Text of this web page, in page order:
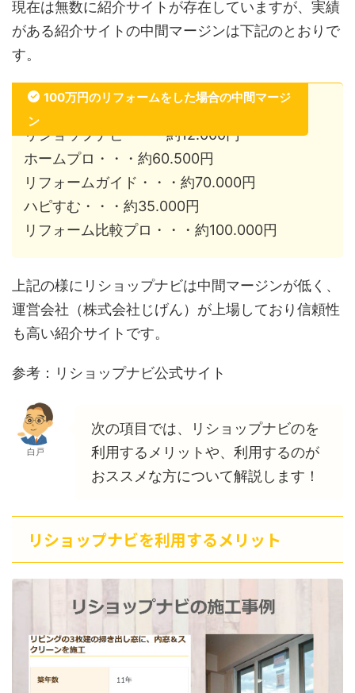
現在は無数に紹介サイトが存在していますが、実績
がある紹介サイトの中間マージンは下記のとおりで
す。
100万円のリフォームをした場合の中間マージ
ン
リショップナビ・・・約12.000円
ホームプロ・・・約60.500円
リフォームガイド・・・約70.000円
ハピすむ・・・約35.000円
リフォーム比較プロ・・・約100.000円
上記の様にリショップナビは中間マージンが低く、
運営会社（株式会社じげん）が上場しており信頼性
も高い紹介サイトです。
参考：リショップナビ公式サイト
白戸
次の項目では、リショップナビのを
利用するメリットや、利用するのが
おススメな方について解説します！
リショップナビを利用するメリット